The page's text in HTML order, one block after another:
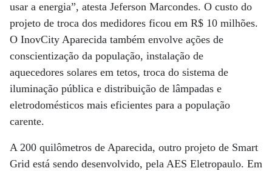
usar a energia”, atesta Jeferson Marcondes. O custo do
projeto de troca dos medidores ficou em R$ 10 milhões.
O InovCity Aparecida também envolve ações de
conscientização da população, instalação de
aquecedores solares em tetos, troca do sistema de
iluminação pública e distribuição de lâmpadas e
eletrodomésticos mais eficientes para a população
carente.
A 200 quilômetros de Aparecida, outro projeto de Smart
Grid está sendo desenvolvido, pela AES Eletropaulo. Em